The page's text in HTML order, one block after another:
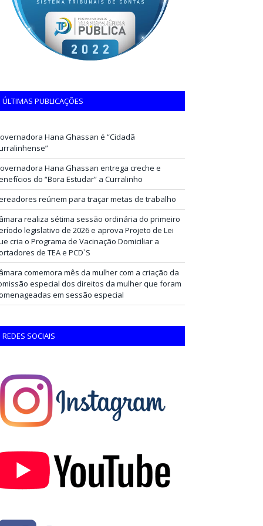
ÚLTIMAS PUBLICAÇÕES
Hana Ghassan é “Cidadã
Hana Ghassan entrega creche e
do “Bora Estudar” a Curralinho
reúnem para traçar metas de trabalho
realiza sétima sessão ordinária do primeiro
legislativo de 2026 e aprova Projeto de Lei
cria o Programa de Vacinação Domiciliar a
de TEA e PCD`S
comemora mês da mulher com a criação da
especial dos direitos da mulher que foram
em sessão especial
REDES SOCIAIS